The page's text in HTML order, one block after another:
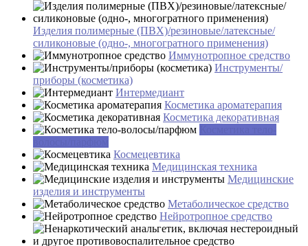
Изделия полимерные (ПВХ)/резиновые/латексные/
силиконовые (одно-, многогратного применения)
Иммунотропное средство
Инструменты/
приборы (косметика)
Интермедиант
Косметика ароматерапия
Косметика декоративная
Космецевтика
Медицинская техника
Медицинские
изделия и инструменты
Метаболическое средство
Нейротропное средство